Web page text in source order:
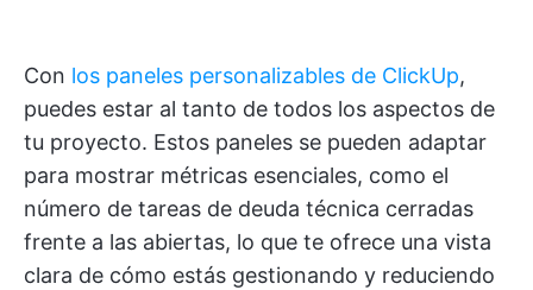
Con los paneles personalizables de ClickUp,
puedes estar al tanto de todos los aspectos de
tu proyecto. Estos paneles se pueden adaptar
para mostrar métricas esenciales, como el
número de tareas de deuda técnica cerradas
frente a las abiertas, lo que te ofrece una vista
clara de cómo estás gestionando y reduciendo